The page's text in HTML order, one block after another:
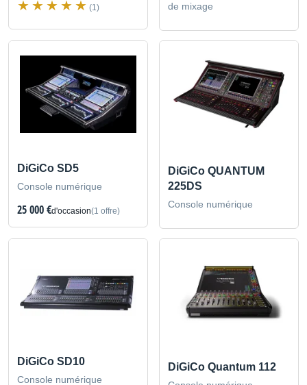
(1)
de mixage
DiGiCo SD5
Console numérique
25 000 €d'occasion(1 offre)
DiGiCo QUANTUM
225DS
Console numérique
DiGiCo SD10
Console numérique
DiGiCo Quantum 112